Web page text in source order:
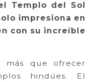
Templo del Sol
impresiona en
con su increíble
más que ofrecer
hindúes. El